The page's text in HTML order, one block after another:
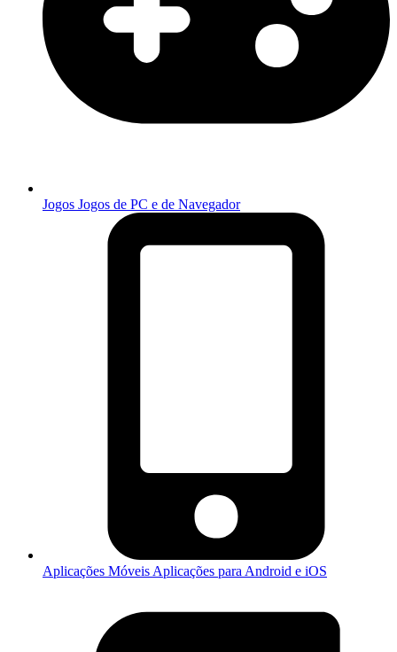
Jogos Jogos de PC e de Navegador
Aplicações Móveis Aplicações para Android e iOS